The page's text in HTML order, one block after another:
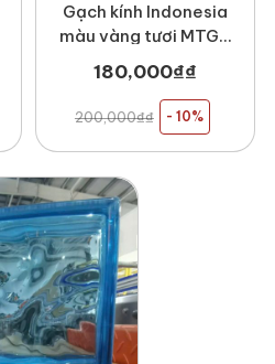
Gạch kính Indonesia
màu vàng tươi MTGK
00134
180,000₫₫
200,000₫₫ - 10%